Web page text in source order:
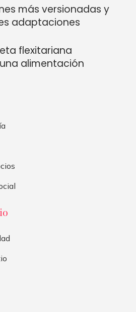
más versionadas y
adaptaciones
flexitariana
alimentación